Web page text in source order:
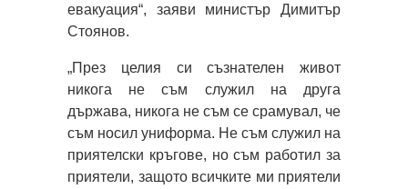
евакуация“, заяви министър Димитър
Стоянов.
„През целия си съзнателен живот
никога не съм служил на друга
държава, никога не съм се срамувал, че
съм носил униформа. Не съм служил на
приятелски кръгове, но съм работил за
приятели, защото всичките ми приятели